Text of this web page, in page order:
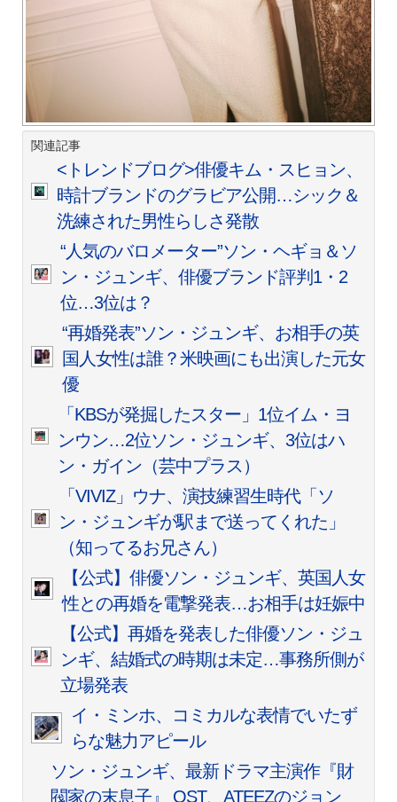
関連記事
<トレンドブログ>俳優キム・スヒョン、
時計ブランドのグラビア公開…シック＆
洗練された男性らしさ発散
“人気のバロメーター”ソン・ヘギョ＆ソ
ン・ジュンギ、俳優ブランド評判1・2
位…3位は？
“再婚発表”ソン・ジュンギ、お相手の英
国人女性は誰？米映画にも出演した元女
優
「KBSが発掘したスター」1位イム・ヨ
ンウン…2位ソン・ジュンギ、3位はハ
ン・ガイン（芸中プラス）
「VIVIZ」ウナ、演技練習生時代「ソ
ン・ジュンギが駅まで送ってくれた」
（知ってるお兄さん）
【公式】俳優ソン・ジュンギ、英国人女
性との再婚を電撃発表…お相手は妊娠中
【公式】再婚を発表した俳優ソン・ジュ
ンギ、結婚式の時期は未定…事務所側が
立場発表
イ・ミンホ、コミカルな表情でいたず
らな魅力アピール
ソン・ジュンギ、最新ドラマ主演作『財
閥家の末息子』 OST、ATEEZのジョン